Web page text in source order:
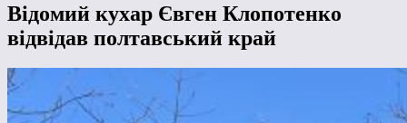
Відомий кухар Євген Клопотенко
відвідав полтавський край